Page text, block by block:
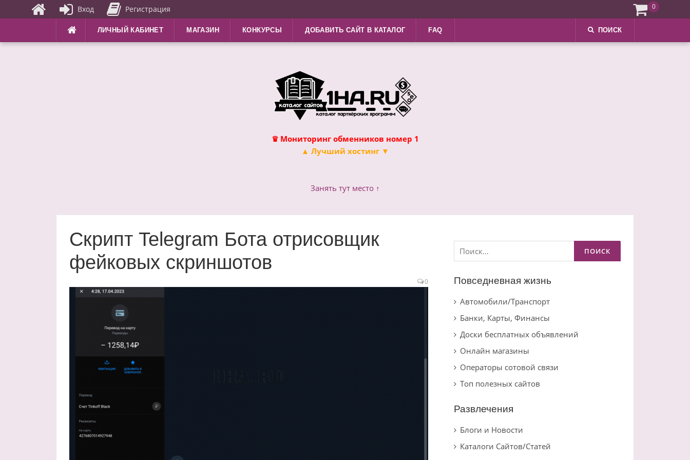
ЛИЧНЫЙ КАБИНЕТ МАГАЗИН КОНКУРСЫ ДОБАВИТЬ САЙТ В КАТАЛОГ FAQ ПОИСК
♛ Мониторинг обменников номер 1
▲ Лучший хостинг ▼
Занять тут место ↑
Скрипт Telegram Бота отрисовщик
фейковых скриншотов
0
Найти:
Повседневная жизнь
Автомобили/Транспорт
Банки, Карты, Финансы
Доски бесплатных объявлений
Онлайн магазины
Операторы сотовой связи
Топ полезных сайтов
Развлечения
Блоги и Новости
Каталоги Сайтов/Статей
Вход Регистрация 0